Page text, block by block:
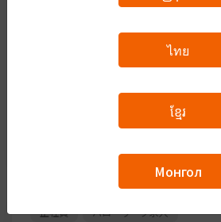
求人有効年月日:2026-10-31
Miyazaki
製造業（機械金属加工）
正社員 ハローワーク求人
ไทย
ខ្មែរ
Монгол